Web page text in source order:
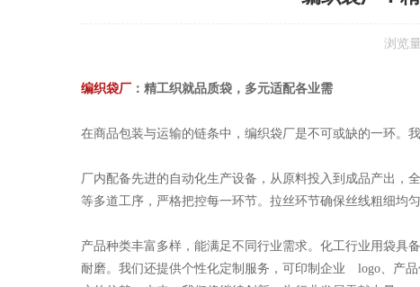
浏览
编织袋厂 ：精工织就品质袋，多元适配各业需
在商品包装与运输的链条中，编织袋厂是不可或缺的一环。
厂内配备先进的自动化生产设备，从原料投入到成品产出，
等多道工序，严格把控每一环节。拉丝环节确保丝线粗细均
产品种类丰富多样，能满足不同行业需求。化工行业用袋具
耐磨。我们还提供个性化定制服务，可印制企业
logo、产